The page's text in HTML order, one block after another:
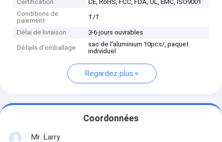
Certification
CE, RoHS, FCC, FDA, UL, EMC, ISO9001
Conditions de
paiement
T/T
Délai de livraison 3-6 jours ouvrables
Détails d'emballage
sac de l'aluminium 10pcs/, paquet
individuel
Regardez plus
Coordonnées
Mr. Larry